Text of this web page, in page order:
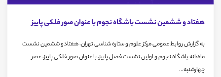
هفتاد و ششمین نشست باشگاه نجوم با عنوان صور فلکی پاییز
به گزارش روابط عمومی مرکز علوم و ستاره شناسی تهران، هفتادو ششمین نشست
ماهانه باشگاه نجوم و اولین نشست فصل پاییز، با عنوان صور فلکی پاییز، عصر
چهارشنبه...